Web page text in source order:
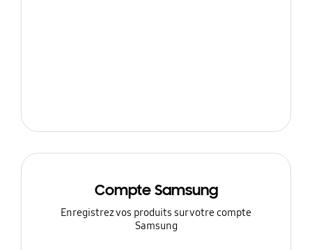
Compte Samsung
Enregistrez vos produits sur votre compte
Samsung